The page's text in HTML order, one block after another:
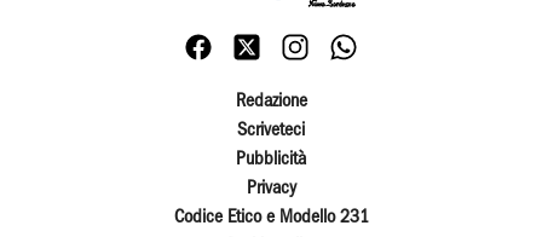
Redazione
Scriveteci
Pubblicità
Privacy
Codice Etico e Modello 231